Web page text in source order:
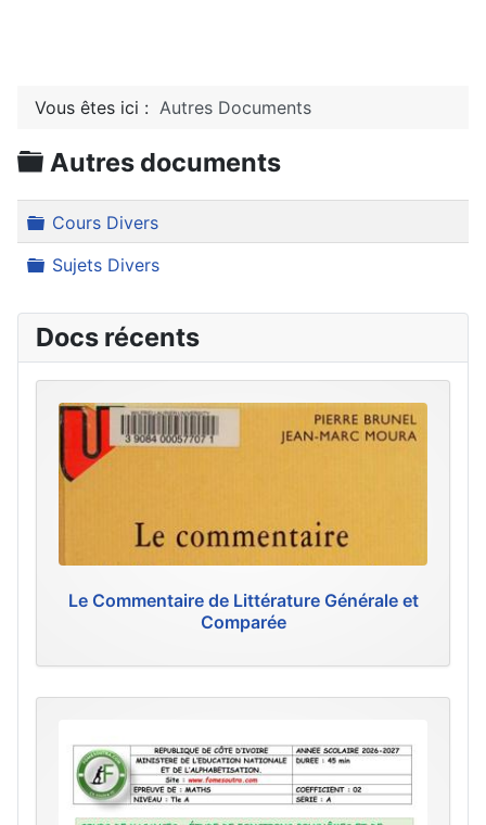
Vous êtes ici : Autres Documents
Dossier
Autres documents
Dossier
Cours Divers
Dossier
Sujets Divers
Docs récents
Le Commentaire de Littérature Générale et
Comparée